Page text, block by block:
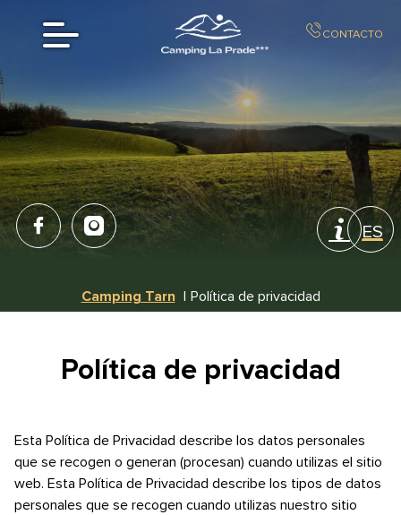
CONTACTO
ES
Camping Tarn Política de privacidad
Política de privacidad
Esta Política de Privacidad describe los datos personales
que se recogen o generan (procesan) cuando utilizas el sitio
web. Esta Política de Privacidad describe los tipos de datos
personales que se recogen cuando utilizas nuestro sitio